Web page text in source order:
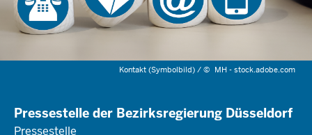
Kontakt (Symbolbild) /© MH - stock.adobe.com
Pressestelle der Bezirksregierung Düsseldorf
Pressestelle